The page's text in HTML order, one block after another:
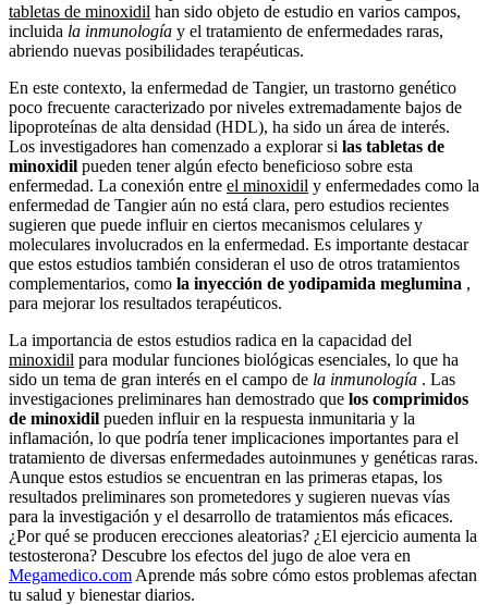
tabletas de minoxidil han sido objeto de estudio en varios campos,
incluida la inmunología y el tratamiento de enfermedades raras,
abriendo nuevas posibilidades terapéuticas.
En este contexto, la enfermedad de Tangier, un trastorno genético
poco frecuente caracterizado por niveles extremadamente bajos de
lipoproteínas de alta densidad (HDL), ha sido un área de interés.
Los investigadores han comenzado a explorar si las tabletas de
minoxidil pueden tener algún efecto beneficioso sobre esta
enfermedad. La conexión entre el minoxidil y enfermedades como la
enfermedad de Tangier aún no está clara, pero estudios recientes
sugieren que puede influir en ciertos mecanismos celulares y
moleculares involucrados en la enfermedad. Es importante destacar
que estos estudios también consideran el uso de otros tratamientos
complementarios, como la inyección de yodipamida meglumina ,
para mejorar los resultados terapéuticos.
La importancia de estos estudios radica en la capacidad del
minoxidil para modular funciones biológicas esenciales, lo que ha
sido un tema de gran interés en el campo de la inmunología . Las
investigaciones preliminares han demostrado que los comprimidos
de minoxidil pueden influir en la respuesta inmunitaria y la
inflamación, lo que podría tener implicaciones importantes para el
tratamiento de diversas enfermedades autoinmunes y genéticas raras.
Aunque estos estudios se encuentran en las primeras etapas, los
resultados preliminares son prometedores y sugieren nuevas vías
para la investigación y el desarrollo de tratamientos más eficaces.
¿Por qué se producen erecciones aleatorias? ¿El ejercicio aumenta la
testosterona? Descubre los efectos del jugo de aloe vera en
Megamedico.com Aprende más sobre cómo estos problemas afectan
tu salud y bienestar diarios.